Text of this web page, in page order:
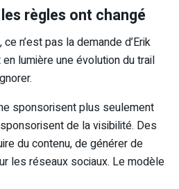
règles ont changé
n’est pas la demande d’Erik
en lumière une évolution du trail
sponsorisent plus seulement
de la visibilité. Des
du contenu, de générer de
les réseaux sociaux. Le modèle